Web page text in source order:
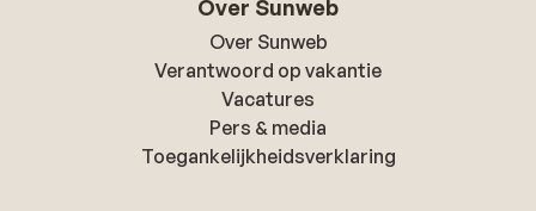
Over Sunweb
Over Sunweb
Verantwoord op vakantie
Vacatures
Pers & media
Toegankelijkheidsverklaring